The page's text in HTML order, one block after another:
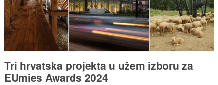
Tri hrvatska projekta u užem izboru za
EUmies Awards 2024